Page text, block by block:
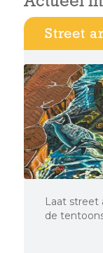
Street
Laat street
de